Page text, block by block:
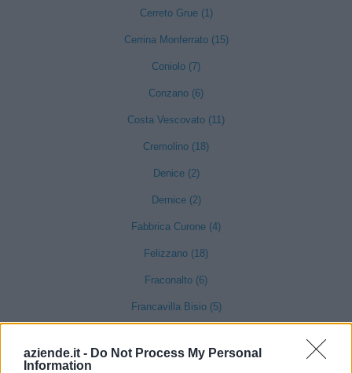
aziende.it - Do Not Process My Personal
Information
Cerreto Grue (1)
Cerrina Monferrato (15)
Coniolo (7)
Conzano (6)
Costa Vescovato (11)
Cremolino (18)
Denice (2)
Dernice (2)
Fabbrica Curone (4)
Felizzano (18)
Fraconalto (6)
Francavilla Bisio (5)
Frassinello Monferrato (7)